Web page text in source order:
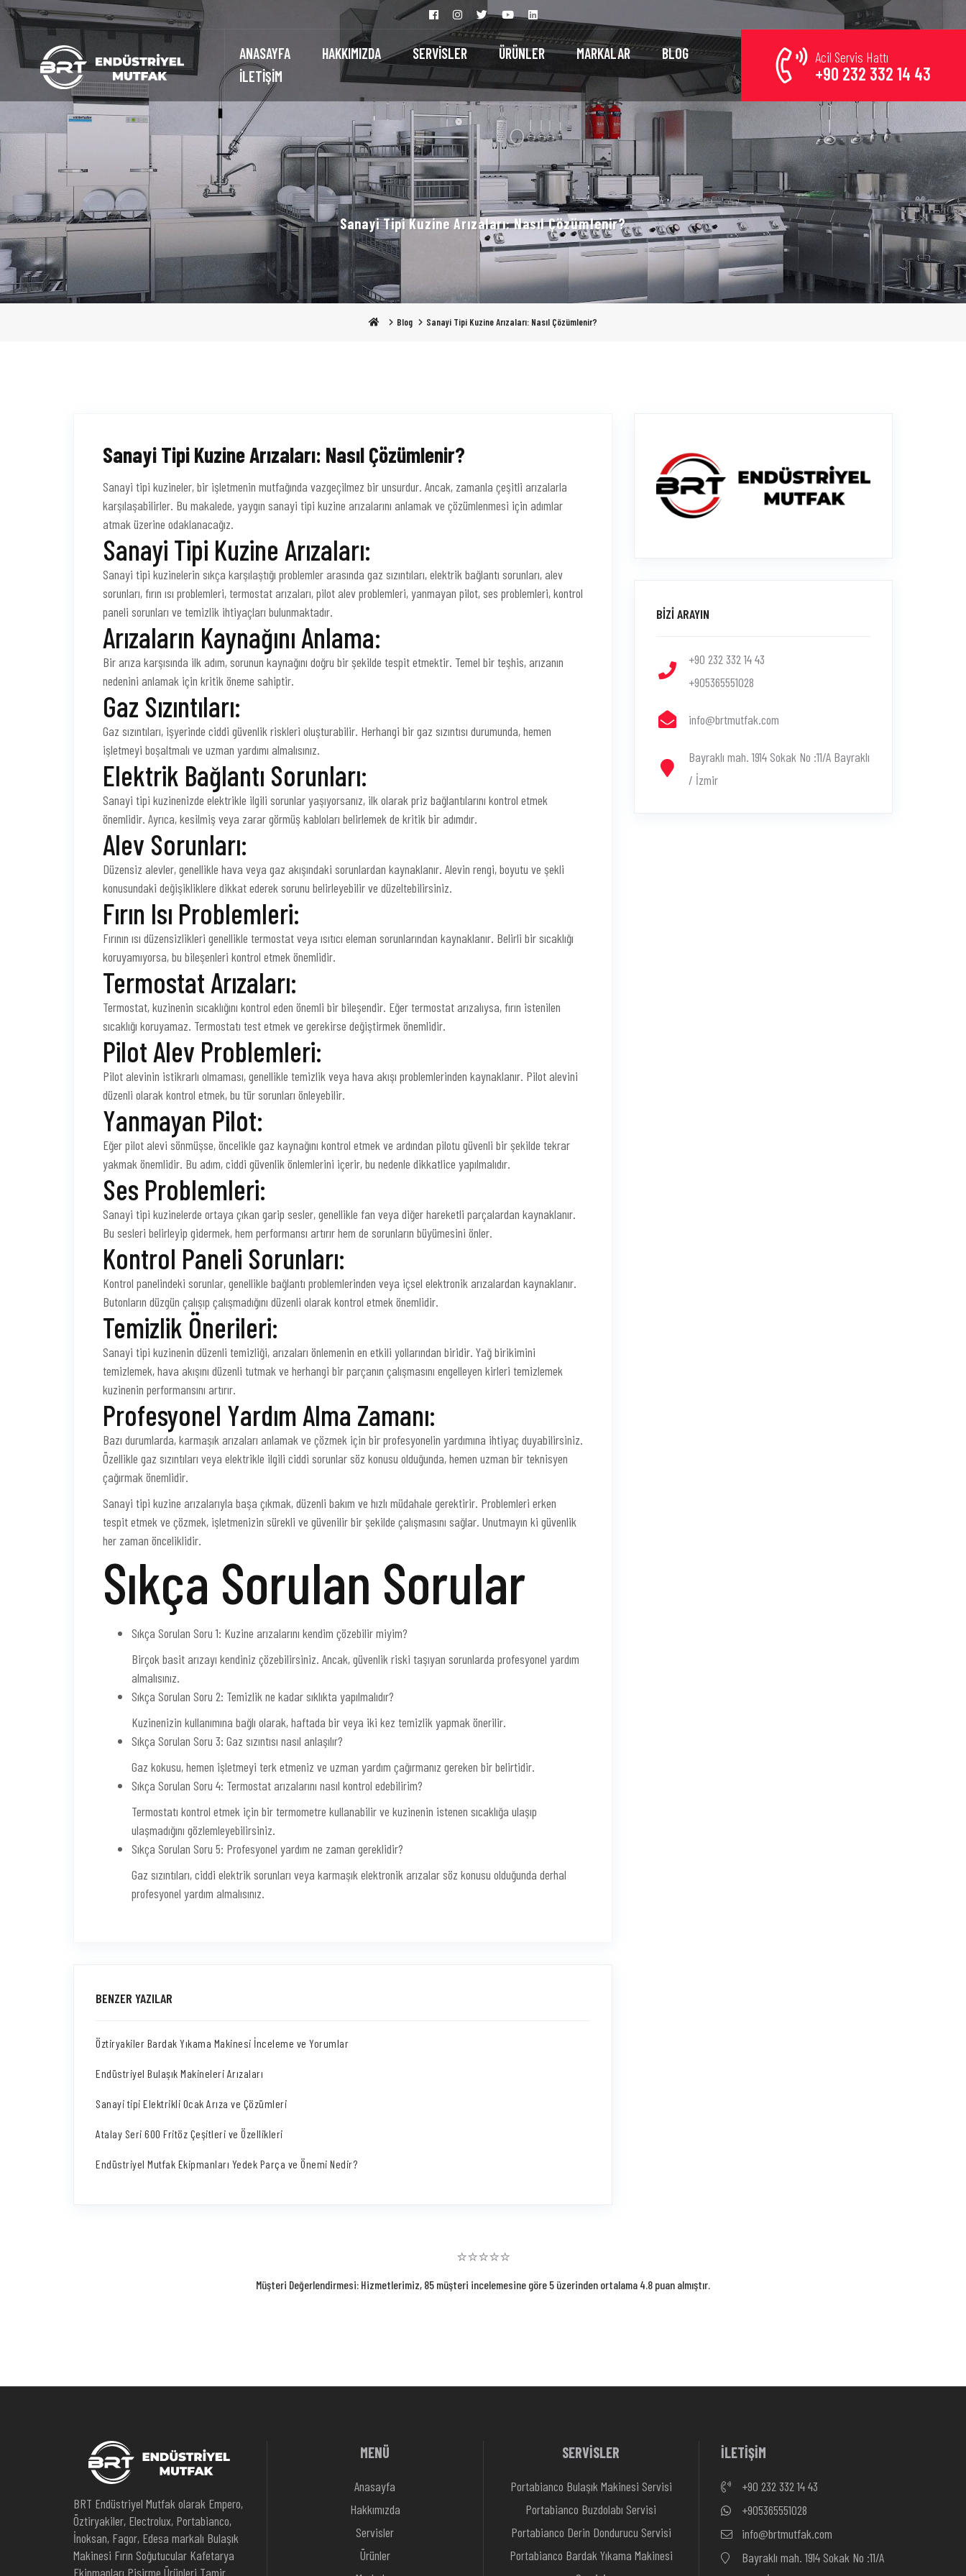
ANASAYFA HAKKIMIZDA SERVİSLER ÜRÜNLER MARKALAR
BLOG
İLETİŞİM
Acil Servis Hattı
+90 232 332 14 43
Sanayi Tipi Kuzine Arızaları: Nasıl Çözümlenir?
Blog Sanayi Tipi Kuzine Arızaları: Nasıl Çözümlenir?
Sanayi Tipi Kuzine Arızaları: Nasıl Çözümlenir?
Sanayi tipi kuzineler, bir işletmenin mutfağında vazgeçilmez bir unsurdur. Ancak, zamanla çeşitli arızalarla
karşılaşabilirler. Bu makalede, yaygın sanayi tipi kuzine arızalarını anlamak ve çözümlenmesi için adımlar
atmak üzerine odaklanacağız.
Sanayi Tipi Kuzine Arızaları:
Sanayi tipi kuzinelerin sıkça karşılaştığı problemler arasında gaz sızıntıları, elektrik bağlantı sorunları, alev
sorunları, fırın ısı problemleri, termostat arızaları, pilot alev problemleri, yanmayan pilot, ses problemleri, kontrol
paneli sorunları ve temizlik ihtiyaçları bulunmaktadır.
Arızaların Kaynağını Anlama:
Bir arıza karşısında ilk adım, sorunun kaynağını doğru bir şekilde tespit etmektir. Temel bir teşhis, arızanın
nedenini anlamak için kritik öneme sahiptir.
Gaz Sızıntıları:
Gaz sızıntıları, işyerinde ciddi güvenlik riskleri oluşturabilir. Herhangi bir gaz sızıntısı durumunda, hemen
işletmeyi boşaltmalı ve uzman yardımı almalısınız.
Elektrik Bağlantı Sorunları:
Sanayi tipi kuzinenizde elektrikle ilgili sorunlar yaşıyorsanız, ilk olarak priz bağlantılarını kontrol etmek
önemlidir. Ayrıca, kesilmiş veya zarar görmüş kabloları belirlemek de kritik bir adımdır.
Alev Sorunları:
Düzensiz alevler, genellikle hava veya gaz akışındaki sorunlardan kaynaklanır. Alevin rengi, boyutu ve şekli
konusundaki değişikliklere dikkat ederek sorunu belirleyebilir ve düzeltebilirsiniz.
Fırın Isı Problemleri:
Fırının ısı düzensizlikleri genellikle termostat veya ısıtıcı eleman sorunlarından kaynaklanır. Belirli bir sıcaklığı
koruyamıyorsa, bu bileşenleri kontrol etmek önemlidir.
Termostat Arızaları:
Termostat, kuzinenin sıcaklığını kontrol eden önemli bir bileşendir. Eğer termostat arızalıysa, fırın istenilen
sıcaklığı koruyamaz. Termostatı test etmek ve gerekirse değiştirmek önemlidir.
Pilot Alev Problemleri:
Pilot alevinin istikrarlı olmaması, genellikle temizlik veya hava akışı problemlerinden kaynaklanır. Pilot alevini
düzenli olarak kontrol etmek, bu tür sorunları önleyebilir.
Yanmayan Pilot:
Eğer pilot alevi sönmüşse, öncelikle gaz kaynağını kontrol etmek ve ardından pilotu güvenli bir şekilde tekrar
yakmak önemlidir. Bu adım, ciddi güvenlik önlemlerini içerir, bu nedenle dikkatlice yapılmalıdır.
Ses Problemleri:
Sanayi tipi kuzinelerde ortaya çıkan garip sesler, genellikle fan veya diğer hareketli parçalardan kaynaklanır.
Bu sesleri belirleyip gidermek, hem performansı artırır hem de sorunların büyümesini önler.
Kontrol Paneli Sorunları:
Kontrol panelindeki sorunlar, genellikle bağlantı problemlerinden veya içsel elektronik arızalardan kaynaklanır.
Butonların düzgün çalışıp çalışmadığını düzenli olarak kontrol etmek önemlidir.
Temizlik Önerileri:
Sanayi tipi kuzinenin düzenli temizliği, arızaları önlemenin en etkili yollarından biridir. Yağ birikimini
temizlemek, hava akışını düzenli tutmak ve herhangi bir parçanın çalışmasını engelleyen kirleri temizlemek
kuzinenin performansını artırır.
Profesyonel Yardım Alma Zamanı:
Bazı durumlarda, karmaşık arızaları anlamak ve çözmek için bir profesyonelin yardımına ihtiyaç duyabilirsiniz.
Özellikle gaz sızıntıları veya elektrikle ilgili ciddi sorunlar söz konusu olduğunda, hemen uzman bir teknisyen
çağırmak önemlidir.
Sanayi tipi kuzine arızalarıyla başa çıkmak, düzenli bakım ve hızlı müdahale gerektirir. Problemleri erken
tespit etmek ve çözmek, işletmenizin sürekli ve güvenilir bir şekilde çalışmasını sağlar. Unutmayın ki güvenlik
her zaman önceliklidir.
Sıkça Sorulan Sorular
Sıkça Sorulan Soru 1: Kuzine arızalarını kendim çözebilir miyim?
Birçok basit arızayı kendiniz çözebilirsiniz. Ancak, güvenlik riski taşıyan sorunlarda profesyonel yardım
almalısınız.
Sıkça Sorulan Soru 2: Temizlik ne kadar sıklıkta yapılmalıdır?
Kuzinenizin kullanımına bağlı olarak, haftada bir veya iki kez temizlik yapmak önerilir.
Sıkça Sorulan Soru 3: Gaz sızıntısı nasıl anlaşılır?
Gaz kokusu, hemen işletmeyi terk etmeniz ve uzman yardım çağırmanız gereken bir belirtidir.
Sıkça Sorulan Soru 4: Termostat arızalarını nasıl kontrol edebilirim?
Termostatı kontrol etmek için bir termometre kullanabilir ve kuzinenin istenen sıcaklığa ulaşıp
ulaşmadığını gözlemleyebilirsiniz.
Sıkça Sorulan Soru 5: Profesyonel yardım ne zaman gereklidir?
Gaz sızıntıları, ciddi elektrik sorunları veya karmaşık elektronik arızalar söz konusu olduğunda derhal
profesyonel yardım almalısınız.
BENZER YAZILAR
Öztiryakiler Bardak Yıkama Makinesi İnceleme ve Yorumlar
Endüstriyel Bulaşık Makineleri Arızaları
Sanayi tipi Elektrikli Ocak Arıza ve Çözümleri
Atalay Seri 600 Fritöz Çeşitleri ve Özellikleri
Endüstriyel Mutfak Ekipmanları Yedek Parça ve Önemi Nedir?
BİZİ ARAYIN
+90 232 332 14 43
+905365551028
info@brtmutfak.com
Bayraklı mah. 1914 Sokak No :11/A Bayraklı
/ İzmir
⭐⭐⭐⭐⭐
Müşteri Değerlendirmesi: Hizmetlerimiz, 85 müşteri incelemesine göre 5 üzerinden ortalama 4.8 puan almıştır.
BRT Endüstriyel Mutfak olarak Empero,
Öztiryakiler, Electrolux, Portabianco,
İnoksan, Fagor, Edesa markalı Bulaşık
Makinesi Fırın Soğutucular Kafetarya
Ekipmanları Pişirme Ürünleri Tamir
MENÜ
Anasayfa
Hakkımızda
Servisler
Ürünler
SERVİSLER
Portabianco Bulaşık Makinesi Servisi
Portabianco Buzdolabı Servisi
Portabianco Derin Dondurucu Servisi
Portabianco Bardak Yıkama Makinesi
İLETİŞİM
+90 232 332 14 43
+905365551028
info@brtmutfak.com
Bayraklı mah. 1914 Sokak No :11/A